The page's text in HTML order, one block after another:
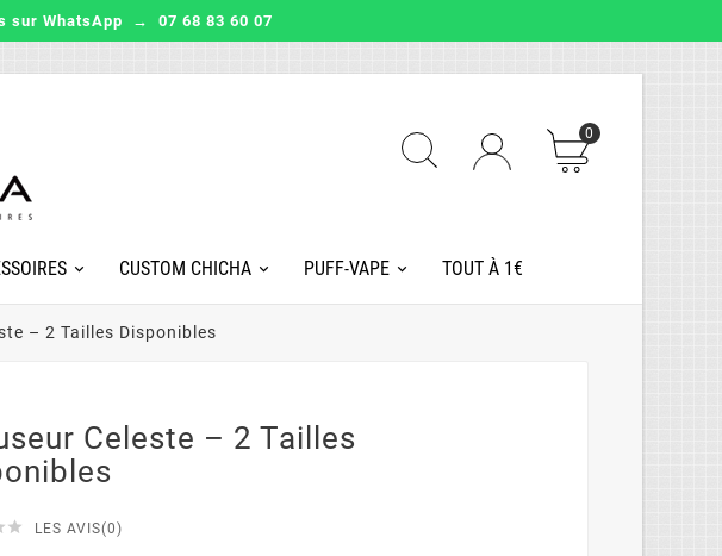
sur WhatsApp → 07 68 83 60 07
0
CUSTOM CHICHA PUFF-VAPE TOUT À 1€
– 2 Tailles Disponibles
Celeste – 2 Tailles
 LES AVIS(0)